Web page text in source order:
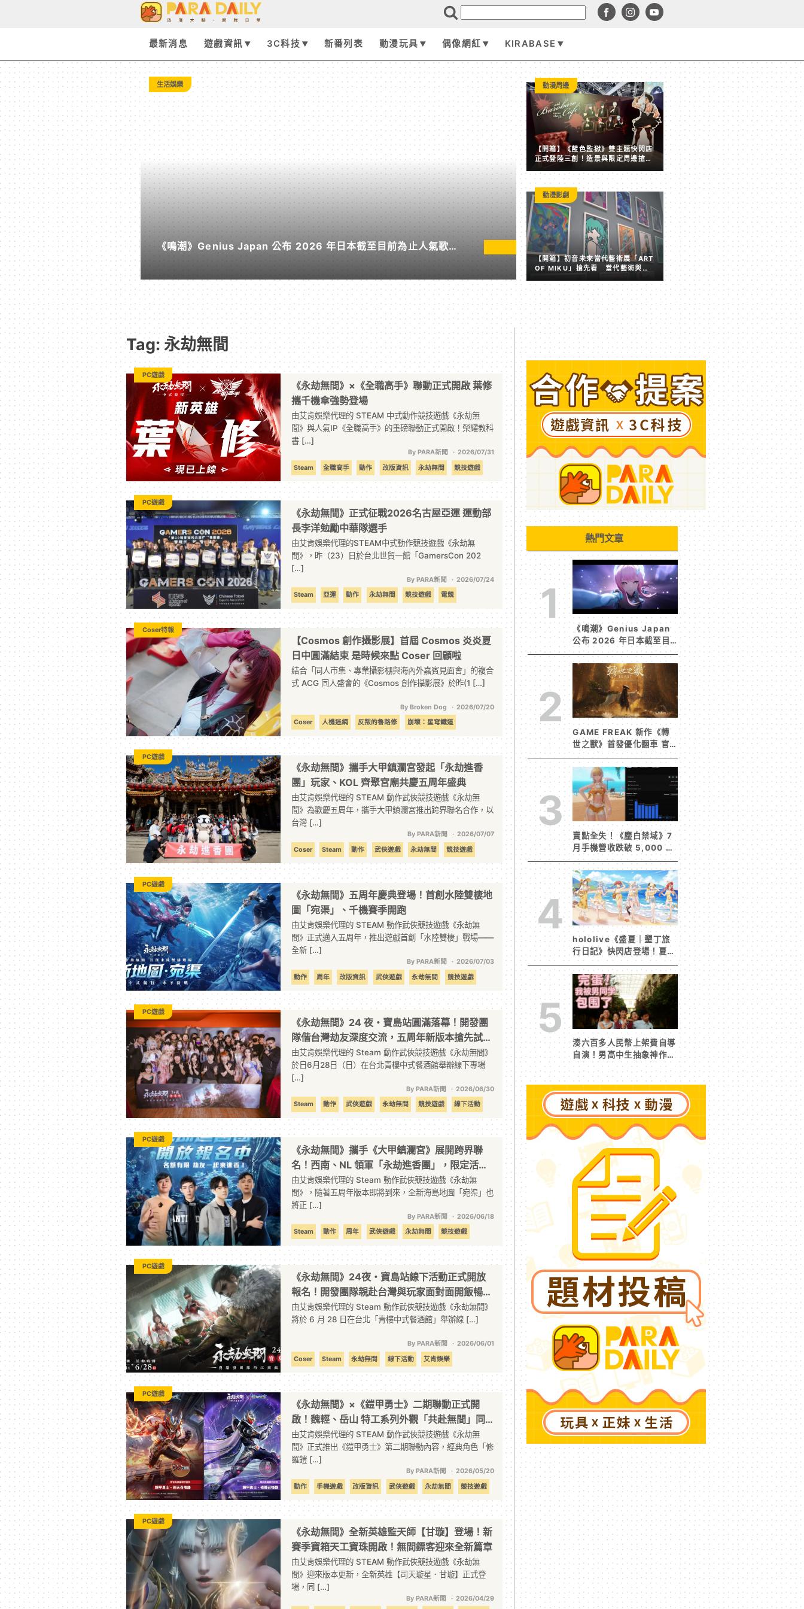
劫
無
間
-
Paradaily
-
遊
戲
｜
動
漫
二
次
元
｜
3C
科
技
全
方
位
資
訊
平
台
最新消息 遊戲資訊 3C科技 新番列表 動漫玩具 偶像網紅 KIRABASE
生活娛樂
《鳴潮》Genius Japan 公布 2026 年日本截至目前為止人氣歌單
《遠航星的告別》&《自無垠處歸航之星》入榜
遊戲資訊
賣點全失！《塵白禁域》7 月手機營收跌破 5,000 美元
後玩家大量流失
【開箱】《藍色監獄》雙主題快閃店
正式登陸三創！造景與限定周邊搶先
動漫周邊
【開箱】初音未來當代藝術展「ART
OF MIKU」搶先看 當代藝術與虛
擬歌姬激盪出的全新火花
動漫影劇
Tag: 永劫無間
PC遊戲
《永劫無間》×《全職高手》聯動正式開啟 葉修
攜千機傘強勢登場
由艾肯娛樂代理的 STEAM 中式動作競技遊戲《永劫無
間》與人氣IP《全職高手》的重磅聯動正式開啟！榮耀教科
書 […]
By PARA新聞
2026/07/31
Steam
全職高手 動作 改版資訊 永劫無間 競技遊戲
聯動
PC遊戲
《永劫無間》正式征戰2026名古屋亞運 運動部
長李洋勉勵中華隊選手
由艾肯娛樂代理的STEAM中式動作競技遊戲《永劫無
間》，昨（23）日於台北世貿一館「GamersCon 202
[…]
By PARA新聞
2026/07/24
Steam
亞運 動作 永劫無間 競技遊戲 電競
Coser特報
【Cosmos 創作攝影展】首屆 Cosmos 炎炎夏
日中圓滿結束 是時候來點 Coser 回顧啦
結合「同人市集、專業攝影棚與海內外嘉賓見面會」的複合
式 ACG 同人盛會的《Cosmos 創作攝影展》於昨(1 […]
By Broken Dog
2026/07/20
Coser
人機迷網 反叛的魯路修 崩壞：星穹鐵道
永劫無間 英雄 銀魂 鏈鋸人 魔法少女小圓 鳴潮
PC遊戲
《永劫無間》攜手大甲鎮瀾宮發起「永劫進香
團」玩家、KOL 齊聚宮廟共慶五周年盛典
由艾肯娛樂代理的 STEAM 動作武俠競技遊戲《永劫無
間》為歡慶五周年，攜手大甲鎮瀾宮推出跨界聯名合作，以
台灣 […]
By PARA新聞
2026/07/07
Coser
Steam 動作 武俠遊戲 永劫無間 競技遊戲
艾肯娛樂
PC遊戲
《永劫無間》五周年慶典登場！首創水陸雙棲地
圖「宛渠」、千機賽季開跑
由艾肯娛樂代理的 STEAM 動作武俠競技遊戲《永劫無
間》正式邁入五周年，推出遊戲首創「水陸雙棲」戰場——
全新 […]
By PARA新聞
2026/07/03
動作
周年 改版資訊 武俠遊戲 永劫無間 競技遊戲
艾肯娛樂
PC遊戲
《永劫無間》24 夜・寶島站圓滿落幕！開發團
隊偕台灣劫友深度交流，五周年新版本搶先試玩
掀熱烈迴響
由艾肯娛樂代理的 Steam 動作武俠競技遊戲《永劫無間》
於日6月28日（日）在台北青樓中式餐酒館舉辦線下專場
[…]
By PARA新聞
2026/06/30
Steam
動作 武俠遊戲 永劫無間 競技遊戲 線下活動
艾肯娛樂
PC遊戲
《永劫無間》攜手《大甲鎮瀾宮》展開跨界聯
名！西南、NL 領軍「永劫進香團」，限定活動
搶先公開
由艾肯娛樂代理的 Steam 動作武俠競技遊戲《永劫無
間》，隨著五周年版本即將到來，全新海島地圖「宛渠」也
將正 […]
By PARA新聞
2026/06/18
Steam
動作 周年 武俠遊戲 永劫無間 競技遊戲
艾肯娛樂
PC遊戲
《永劫無間》24夜・寶島站線下活動正式開放
報名！開發團隊親赴台灣與玩家面對面開飯暢
談！
由艾肯娛樂代理的 Steam 動作武俠競技遊戲《永劫無間》
將於 6 月 28 日在台北「青樓中式餐酒館」舉辦線 […]
By PARA新聞
2026/06/01
Coser
Steam 永劫無間 線下活動 艾肯娛樂
PC遊戲
《永劫無間》×《鎧甲勇士》二期聯動正式開
啟！魏輕、岳山 特工系列外觀「共赴無間」同
步登場
由艾肯娛樂代理的 STEAM 動作武俠競技遊戲《永劫無
間》正式推出《鎧甲勇士》第二期聯動內容，經典角色「修
羅鎧 […]
By PARA新聞
2026/05/20
動作
手機遊戲 改版資訊 武俠遊戲 永劫無間 競技遊戲
聯動 艾肯娛樂
PC遊戲
《永劫無間》全新英雄監天師【甘璇】登場！新
賽季寶箱天工寶珠開啟！無間鏢客迎來全新篇章
由艾肯娛樂代理的 STEAM 動作武俠競技遊戲《永劫無
間》迎來版本更新，全新英雄【司天璇星．甘璇】正式登
場，同 […]
By PARA新聞 2026/04/29
熱門文章
1
《鳴潮》Genius Japan
公布 2026 年日本截至目
前為止人氣歌單《遠航星的
告別》&《自無垠處歸航之
星》入榜
2
GAME FREAK 新作《轉
世之獸》首發優化翻車 官
方急發聲明承諾提供大量更
新彌補
3
賣點全失！《塵白禁域》7
月手機營收跌破 5,000 美
元 停服整改後玩家大量流
失
4
hololive《盛夏｜墾丁旅
行日記》快閃店登場！夏日
風情限定周邊首度公開
5
湊六百多人民幣上架費自導
自演！男高中生抽象神作
《完蛋！我被男同學包圍
了》突然爆紅